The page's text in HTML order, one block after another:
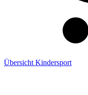
Übersicht Kindersport